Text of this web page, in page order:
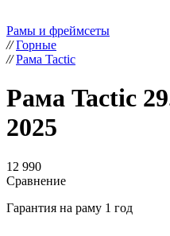
Рамы и фреймсеты
// Горные
// Рама Tactic
Рама Tactic
2025
12 990
Сравнение
Гарантия на раму 1 год